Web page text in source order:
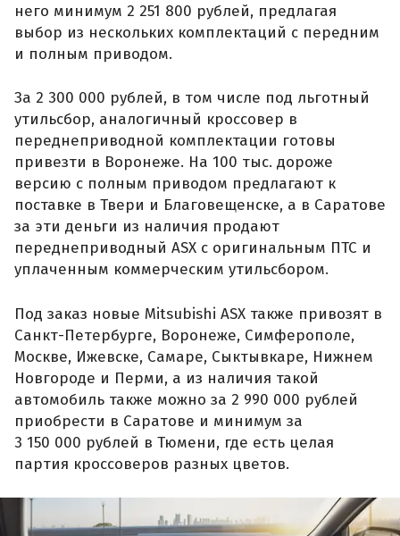
него минимум 2 251 800 рублей, предлагая
выбор из нескольких комплектаций с передним
и полным приводом.
За 2 300 000 рублей, в том числе под льготный
утильсбор, аналогичный кроссовер в
переднеприводной комплектации готовы
привезти в Воронеже. На 100 тыс. дороже
версию с полным приводом предлагают к
поставке в Твери и Благовещенске, а в Саратове
за эти деньги из наличия продают
переднеприводный ASX с оригинальным ПТС и
уплаченным коммерческим утильсбором.
Под заказ новые Mitsubishi ASX также привозят в
Санкт-Петербурге, Воронеже, Симферополе,
Москве, Ижевске, Самаре, Сыктывкаре, Нижнем
Новгороде и Перми, а из наличия такой
автомобиль также можно за 2 990 000 рублей
приобрести в Саратове и минимум за
3 150 000 рублей в Тюмени, где есть целая
партия кроссоверов разных цветов.